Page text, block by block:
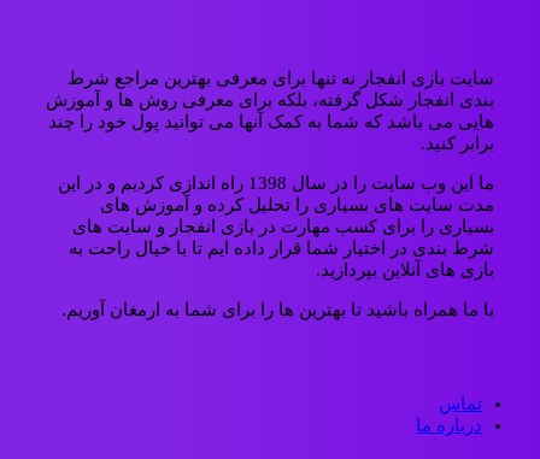
سایت بازی انفجار نه تنها برای معرفی بهترین مراجع شرط
بندی انفجار شکل گرفته، بلکه برای معرفی روش ها و آموزش
هایی می باشد که شما به کمک آنها می توانید پول خود را چند
برابر کنید.
ما این وب سایت را در سال 1398 راه اندازی کردیم و در این
مدت سایت های بسیاری را تحلیل کرده و آموزش های
بسیاری را برای کسب مهارت در بازی انفجار و سایت های
شرط بندی در اختیار شما قرار داده ایم تا با خیال راحت به
بازی های آنلاین بپردازید.
با ما همراه باشید تا بهترین ها را برای شما به ارمغان آوریم.
تماس
درباره ما